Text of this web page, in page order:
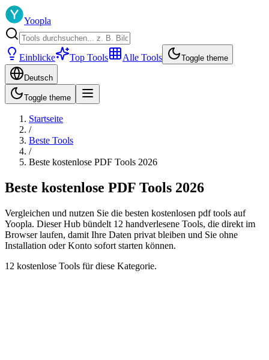
Yoopla
Einblicke Top Tools Alle Tools Toggle theme
Deutsch
Toggle theme
Startseite
/
Beste Tools
/
Beste kostenlose PDF Tools 2026
Beste kostenlose PDF Tools 2026
Vergleichen und nutzen Sie die besten kostenlosen pdf tools auf
Yoopla. Dieser Hub bündelt 12 handverlesene Tools, die direkt im
Browser laufen, damit Ihre Daten privat bleiben und Sie ohne
Installation oder Konto sofort starten können.
12 kostenlose Tools für diese Kategorie.